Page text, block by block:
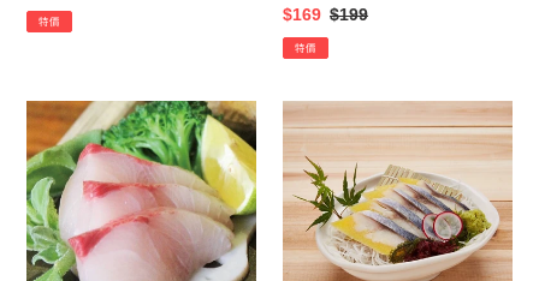
價特價
售
價
$169 定
$199
特價
油
甘
魚
刺
身
【AZUMA】
日
本
希
靈
魚
1KG